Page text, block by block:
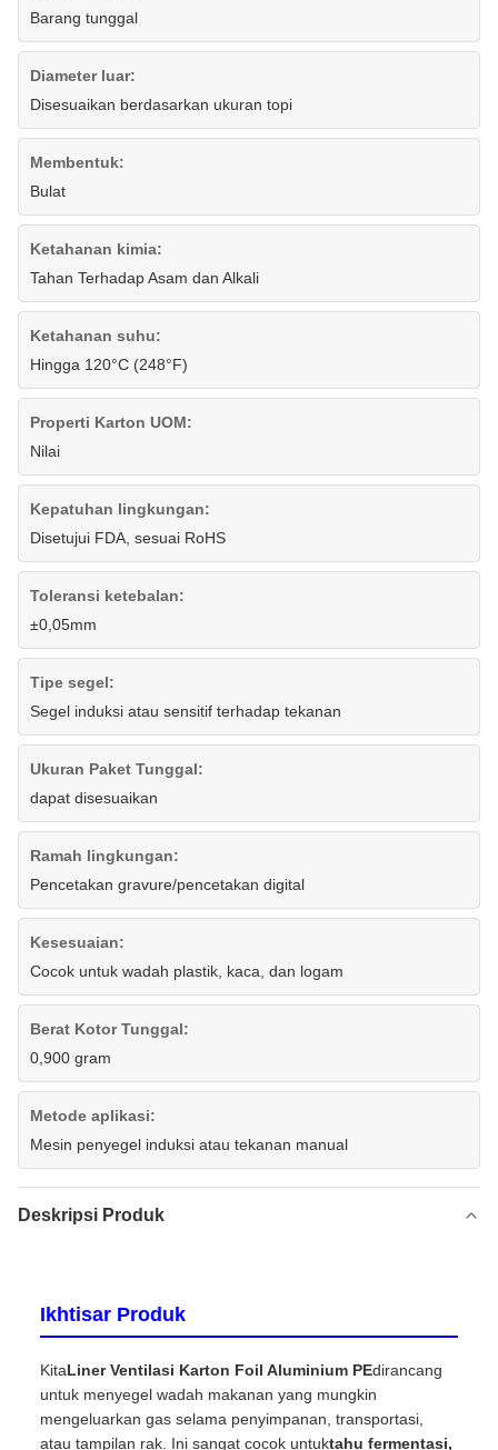
Barang tunggal
Diameter luar:
Disesuaikan berdasarkan ukuran topi
Membentuk:
Bulat
Ketahanan kimia:
Tahan Terhadap Asam dan Alkali
Ketahanan suhu:
Hingga 120°C (248°F)
Properti Karton UOM:
Nilai
Kepatuhan lingkungan:
Disetujui FDA, sesuai RoHS
Toleransi ketebalan:
±0,05mm
Tipe segel:
Segel induksi atau sensitif terhadap tekanan
Ukuran Paket Tunggal:
dapat disesuaikan
Ramah lingkungan:
Pencetakan gravure/pencetakan digital
Kesesuaian:
Cocok untuk wadah plastik, kaca, dan logam
Berat Kotor Tunggal:
0,900 gram
Metode aplikasi:
Mesin penyegel induksi atau tekanan manual
Deskripsi Produk
Ikhtisar Produk
KitaLiner Ventilasi Karton Foil Aluminium PEdirancang
untuk menyegel wadah makanan yang mungkin
mengeluarkan gas selama penyimpanan, transportasi,
atau tampilan rak. Ini sangat cocok untuktahu fermentasi,